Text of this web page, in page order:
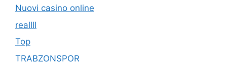
Nuovi casino online
reallll
Top
TRABZONSPOR